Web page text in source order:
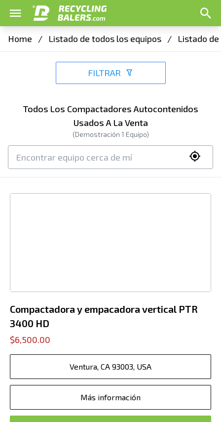
Home / Listado de todos los equipos / Listado
FILTRAR
Todos Los Compactadores Autocontenidos
Usados A La Venta
(Demostración 1 Equipo)
Compactadora y empacadora vertical PTR
3400 HD
$6,500.00
Ventura, CA 93003, USA
Más información